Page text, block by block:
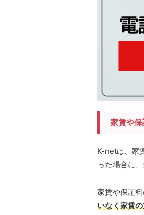
家賃や
K-netは、家
った場合に
家賃や保証
いなく家賃